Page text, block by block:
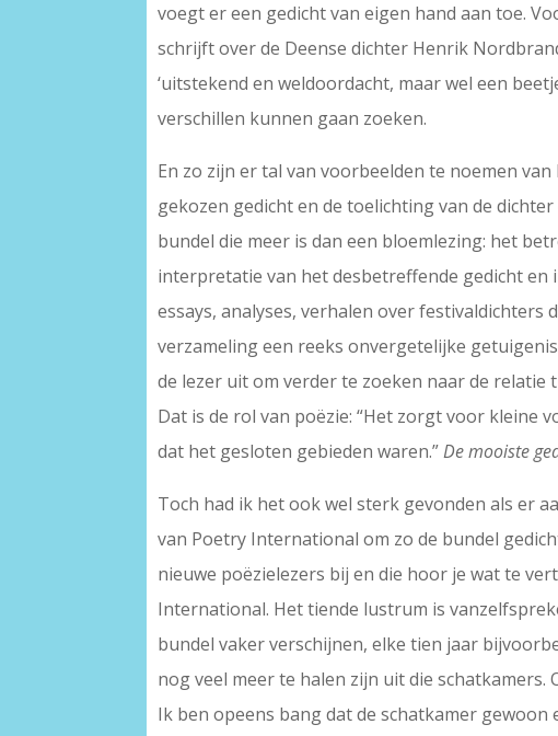
voegt er een gedicht van eigen hand aan toe.
schrijft over de Deense dichter Henrik
‘uitstekend en weldoordacht, maar wel een
verschillen kunnen gaan zoeken.
En zo zijn er tal van voorbeelden te noemen
gekozen gedicht en de toelichting van de
bundel die meer is dan een bloemlezing: het
interpretatie van het desbetreffende gedicht en
essays, analyses, verhalen over
verzameling een reeks onvergetelijke
de lezer uit om verder te zoeken naar de relatie
Dat is de rol van poëzie: “Het zorgt voor kleine
dat het gesloten gebieden waren.”De mooiste
Toch had ik het ook wel sterk gevonden als er
van Poetry International om zo de bundel
nieuwe poëzielezers bij en die hoor je wat te
International. Het tiende lustrum is
bundel vaker verschijnen, elke tien jaar
nog veel meer te halen zijn uit die schatkamers.
Ik ben opeens bang dat de schatkamer